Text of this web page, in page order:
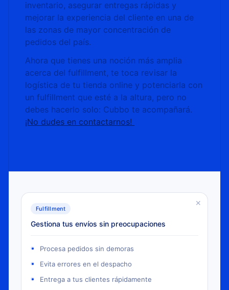
inventario, asegurar entregas rápidas y
mejorar la experiencia del cliente en una de
las zonas de mayor concentración de
pedidos del país.
Ahora que tienes una noción más amplia
acerca del fulfillment, te toca revisar la
logística de tu tienda online y potenciarla con
un fulfillment que esté a la altura, pero no
debes hacerlo solo: Cubbo te acompañará.
¡No dudes en contactarnos!
×
Fulfillment
Gestiona tus envíos sin preocupaciones
Procesa pedidos sin demoras
Evita errores en el despacho
Entrega a tus clientes rápidamente